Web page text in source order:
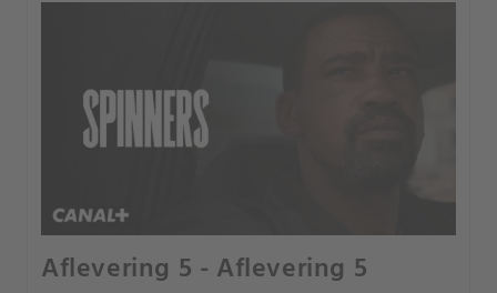
Aflevering 5 - Aflevering 5